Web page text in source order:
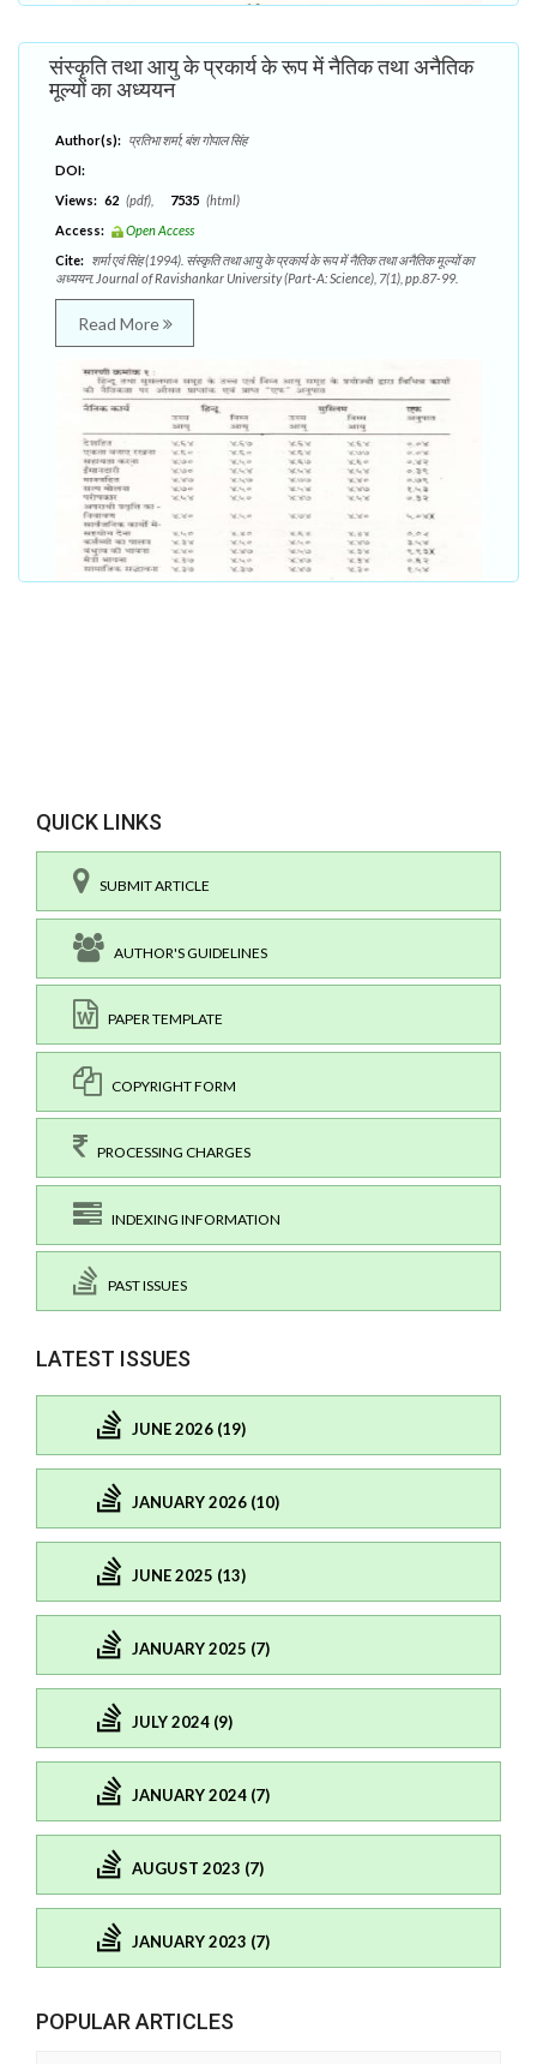
संस्कृति तथा आयु के प्रकार्य के रूप में नैतिक तथा अनैतिक
मूल्यों का अध्ययन
Author(s): प्रतिभा शर्मा; बंश गोपाल सिंह
DOI:
Views: 62 (pdf), 7535 (html)
Access:
Open Access
Cite: शर्मा एवं सिंह (1994). संस्कृति तथा आयु के प्रकार्य के रूप में नैतिक तथा अनैतिक मूल्यों का
अध्ययन. Journal of Ravishankar University (Part-A: Science), 7(1), pp.87-99.
Read More
QUICK LINKS
SUBMIT ARTICLE
AUTHOR'S GUIDELINES
PAPER TEMPLATE
COPYRIGHT FORM
PROCESSING CHARGES
INDEXING INFORMATION
PAST ISSUES
LATEST ISSUES
JUNE 2026 (19)
JANUARY 2026 (10)
JUNE 2025 (13)
JANUARY 2025 (7)
JULY 2024 (9)
JANUARY 2024 (7)
AUGUST 2023 (7)
JANUARY 2023 (7)
POPULAR ARTICLES